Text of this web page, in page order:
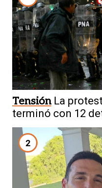
Tensión La
terminó con 12
2